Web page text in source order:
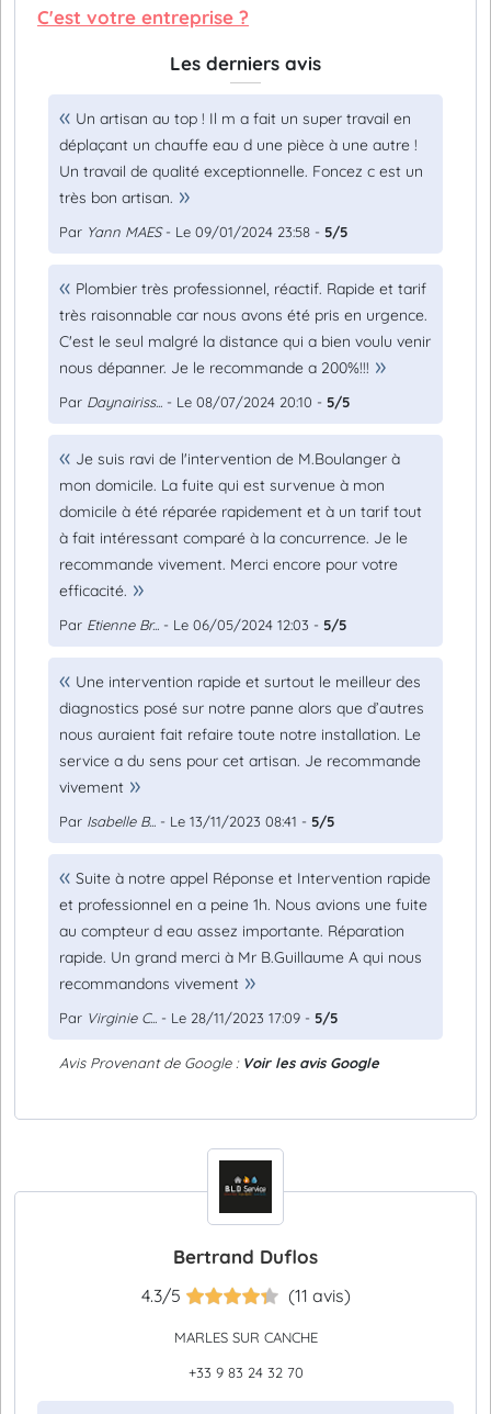
C'est votre entreprise ?
Les derniers avis
Un artisan au top ! Il m a fait un super travail en
déplaçant un chauffe eau d une pièce à une autre !
Un travail de qualité exceptionnelle. Foncez c est un
très bon artisan.
Par Yann MAES- Le 09/01/2024 23:58 - 5/5
Plombier très professionnel, réactif. Rapide et tarif
très raisonnable car nous avons été pris en urgence.
C'est le seul malgré la distance qui a bien voulu venir
nous dépanner. Je le recommande a 200%!!!
Par Daynairiss... - Le 08/07/2024 20:10 - 5/5
Je suis ravi de l'intervention de M.Boulanger à
mon domicile. La fuite qui est survenue à mon
domicile à été réparée rapidement et à un tarif tout
à fait intéressant comparé à la concurrence. Je le
recommande vivement. Merci encore pour votre
efficacité.
Par Etienne Br... - Le 06/05/2024 12:03 - 5/5
Une intervention rapide et surtout le meilleur des
diagnostics posé sur notre panne alors que d’autres
nous auraient fait refaire toute notre installation. Le
service a du sens pour cet artisan. Je recommande
vivement
Par Isabelle B... - Le 13/11/2023 08:41 - 5/5
Suite à notre appel Réponse et Intervention rapide
et professionnel en a peine 1h. Nous avions une fuite
au compteur d eau assez importante. Réparation
rapide. Un grand merci à Mr B.Guillaume A qui nous
recommandons vivement
Par Virginie C... - Le 28/11/2023 17:09 - 5/5
Avis Provenant de Google : Voir les avis Google
Bertrand Duflos
4.3/5 (11 avis)
MARLES SUR CANCHE
+33 9 83 24 32 70